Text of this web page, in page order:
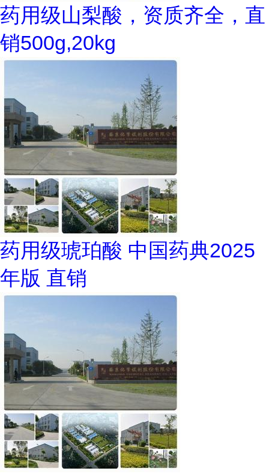
药用级山梨酸，资质齐全，直
销500g,20kg
药用级琥珀酸 中国药典2025
年版 直销